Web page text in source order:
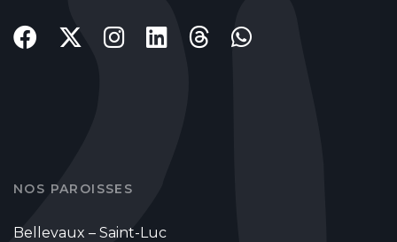
NOS PAROISSES
Bellevaux – Saint-Luc